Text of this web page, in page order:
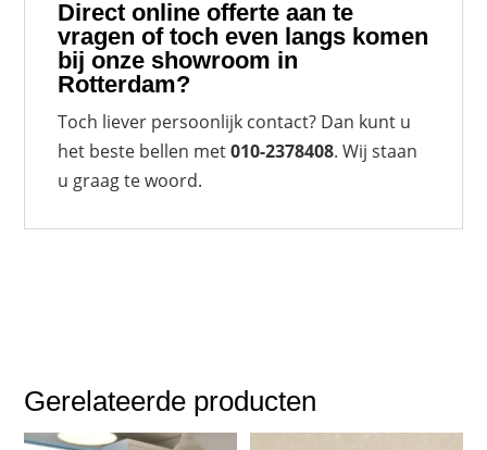
Direct onlineofferte aan te
vragen of toch even langs komen
bij onze showroom in
Rotterdam?
Toch liever persoonlijk contact? Dan kunt u
het beste bellen met010-2378408. Wij staan
u graag te woord.
Gerelateerde producten